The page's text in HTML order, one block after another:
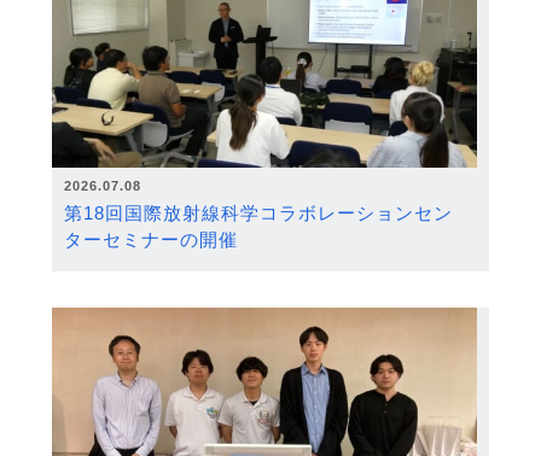
2026.07.08
第18回国際放射線科学コラボレーションセン
ターセミナーの開催